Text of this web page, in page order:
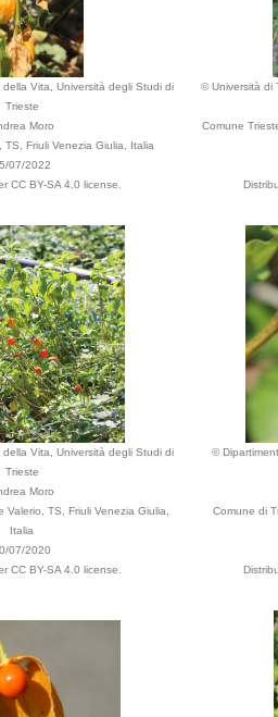
Vita, Università degli Studi di
Trieste
Moro
TS, Friuli Venezia Giulia, Italia
07/2022
CC BY-SA 4.0 license.
© Università di
Comune
Vita, Università degli Studi di
Trieste
Moro
TS, Friuli Venezia Giulia,
Italia
07/2020
CC BY-SA 4.0 license.
©
Comune di